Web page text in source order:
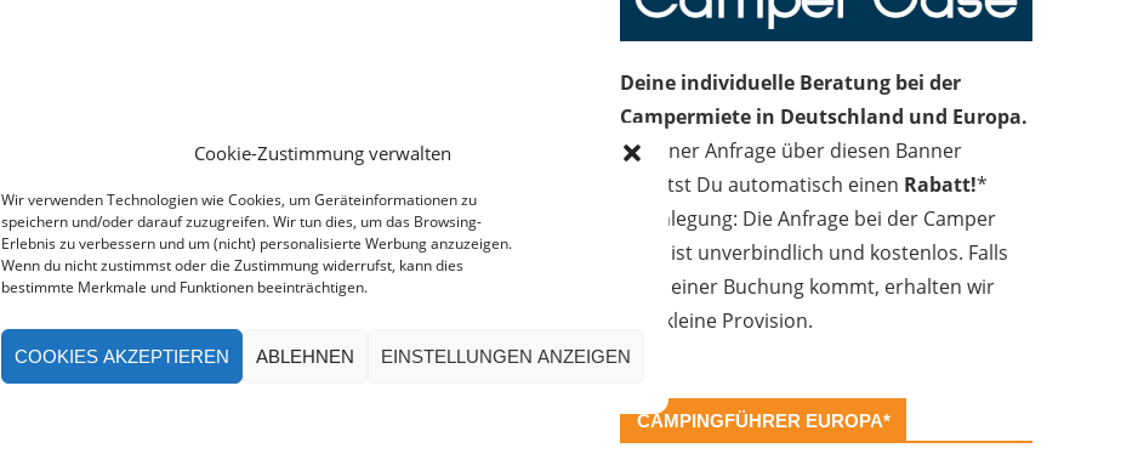
Cookie-Zustimmung verwalten
Wir verwenden Technologien wie Cookies, um Geräteinformationen zu
speichern und/oder darauf zuzugreifen. Wir tun dies, um das Browsing-
Erlebnis zu verbessern und um (nicht) personalisierte Werbung anzuzeigen.
Wenn du nicht zustimmst oder die Zustimmung widerrufst, kann dies
bestimmte Merkmale und Funktionen beeinträchtigen.
COOKIES AKZEPTIEREN ABLEHNEN EINSTELLUNGEN ANZEIGEN
Deine individuelle Beratung bei der
Campermiete in Deutschland und Europa.
Bei einer Anfrage über diesen Banner
erhältst Du automatisch einen Rabatt!*
Offenlegung: Die Anfrage bei der Camper
Oase ist unverbindlich und kostenlos. Falls
es zu einer Buchung kommt, erhalten wir
eine kleine Provision.
CAMPINGFÜHRER EUROPA*